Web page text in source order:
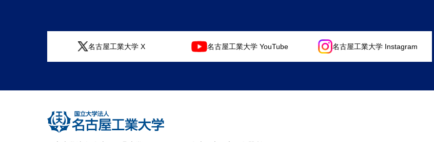
名古屋工業大学 X 名古屋工業大学 YouTube 名古屋工業大学 Instagram